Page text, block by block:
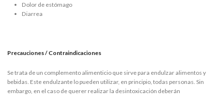
Dolor de estómago
Diarrea
Precauciones / Contraindicaciones
Se trata de un complemento alimenticio que sirve para endulzar alimentos y
bebidas. Este endulzante lo pueden utilizar, en principio, todas personas. Sin
embargo, en el caso de querer realizar la desintoxicación deberán